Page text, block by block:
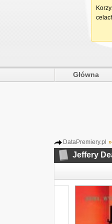
Główna
DataPremiery.pl »
Jeffery